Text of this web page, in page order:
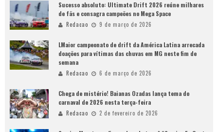
Sucesso absoluto: Ultimate Drift 2026 reúne milhares
de fãs e consagra campeões no Mega Space
Redacao 9 de março de 2026
LMaior campeonato de drift da América Latina arrecada
doações para vítimas das chuvas em MG neste fim de
semana
Redacao 6 de março de 2026
Chega de mistério! Baianas Ozadas lança tema do
carnaval de 2026 nesta terça-feira
Redacao 2 de fevereiro de 2026